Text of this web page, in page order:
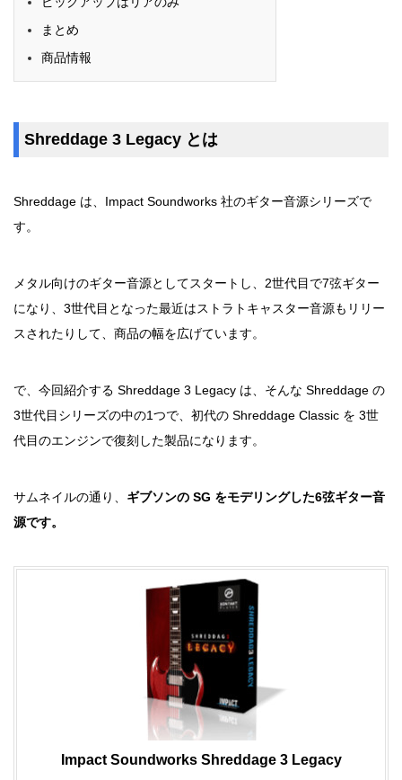
まとめ
商品情報
Shreddage 3 Legacy とは
Shreddage は、Impact Soundworks 社のギター音源シリーズで
す。
メタル向けのギター音源としてスタートし、2世代目で7弦ギター
になり、3世代目となった最近はストラトキャスター音源もリリー
スされたりして、商品の幅を広げています。
で、今回紹介する Shreddage 3 Legacy は、そんな Shreddage の
3世代目シリーズの中の1つで、初代の Shreddage Classic を 3世
代目のエンジンで復刻した製品になります。
サムネイルの通り、 ギブソンの SG をモデリングした6弦ギター音
源です。
Impact Soundworks Shreddage 3 Legacy